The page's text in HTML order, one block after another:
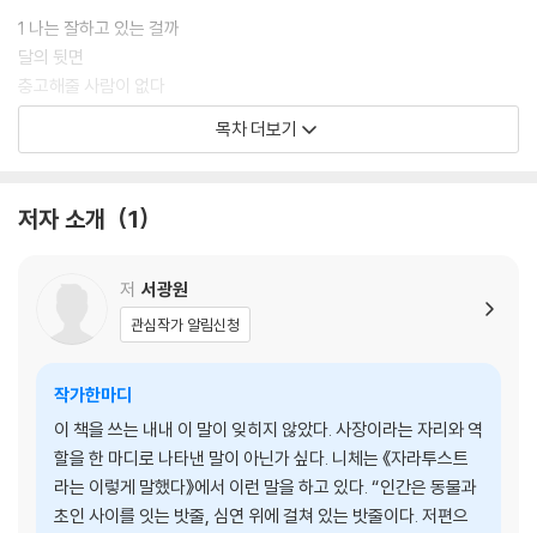
1 나는 잘하고 있는 걸까
달의 뒷면
충고해줄 사람이 없다
해진다”
3 결국 혼자 가는 길
가난하게 살 것인가, 외롭게 살 것인가?
왕이 된다는 것
혼자 있을 수 있는 능력
“당신은 해고야!”｜강한 사람은 혼자 있을 때 강하다
4 후회는 왜 어떻게 만들어지는가?
본능의 두 얼굴
목차 더보기
저자 소개 1
저 서광원
관심작가 알림신청
작가한마디
이 책을 쓰는 내내 이 말이 잊히지 않았다. 사장이라는 자리와 역
할을 한 마디로 나타낸 말이 아닌가 싶다. 니체는 《자라투스트
라는 이렇게 말했다》에서 이런 말을 하고 있다. “인간은 동물과
초인 사이를 잇는 밧줄, 심연 위에 걸쳐 있는 밧줄이다. 저편으